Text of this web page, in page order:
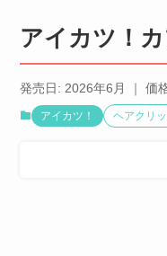
アイカツ！
発売日: 2026年6月 ｜ 価
アイカツ！ ヘアクリ